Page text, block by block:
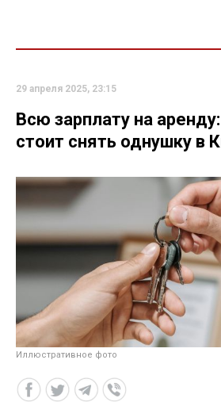
29 апреля 2025, 23:15
Всю зарплату на
стоит снять однушку в
Иллюстративное фото